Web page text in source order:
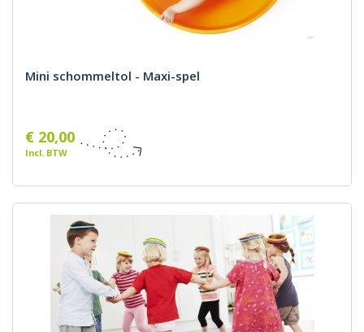
Mini schommeltol - Maxi-spel
€ 20,00
Incl. BTW